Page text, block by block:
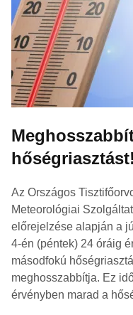
hőségriasztást!
Az Országos
Meteorológiai
előrejelzése alapján a
4-én (péntek) 24 óráig
másodfokú
meghosszabbítja. Ez
érvényben marad a